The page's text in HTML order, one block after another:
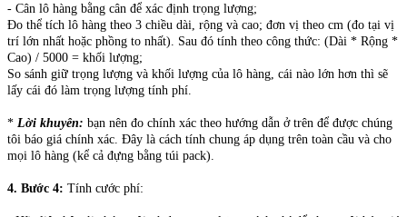
- Cân lô hàng bằng cân để xác định trọng lượng;
Đo thể tích lô hàng theo 3 chiều dài, rộng và cao; đơn vị theo cm (đo tại vị
trí lớn nhất hoặc phồng to nhất). Sau đó tính theo công thức: (Dài * Rộng *
Cao) / 5000 = khối lượng;
So sánh giữ trọng lượng và khối lượng của lô hàng, cái nào lớn hơn thì sẽ
lấy cái đó làm trọng lượng tính phí.
* Lời khuyên: bạn nên đo chính xác theo hướng dẫn ở trên để được chúng
tôi báo giá chính xác. Đây là cách tính chung áp dụng trên toàn cầu và cho
mọi lô hàng (kể cả đựng bằng túi pack).
4. Bước 4: Tính cước phí: